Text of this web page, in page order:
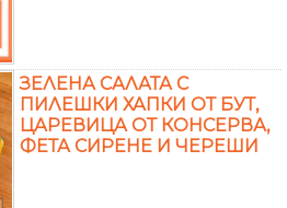
ЗЕЛЕНА САЛАТА С
ПИЛЕШКИ ХАПКИ ОТ БУТ,
ЦАРЕВИЦА ОТ КОНСЕРВА,
ФЕТА СИРЕНЕ И ЧЕРЕШИ